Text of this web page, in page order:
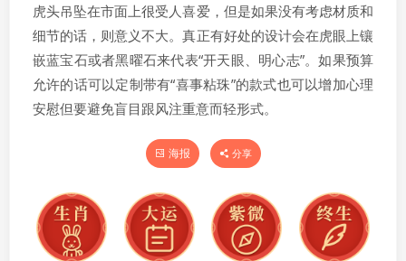
虎头吊坠在市面上很受人喜爱，但是如果没有考虑材质和
细节的话，则意义不大。真正有好处的设计会在虎眼上镶
嵌蓝宝石或者黑曜石来代表“开天眼、明心志”。如果预算
允许的话可以定制带有“喜事粘珠”的款式也可以增加心理
安慰但要避免盲目跟风注重意而轻形式。
海报 分享